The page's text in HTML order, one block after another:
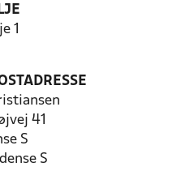
1
41
S
S